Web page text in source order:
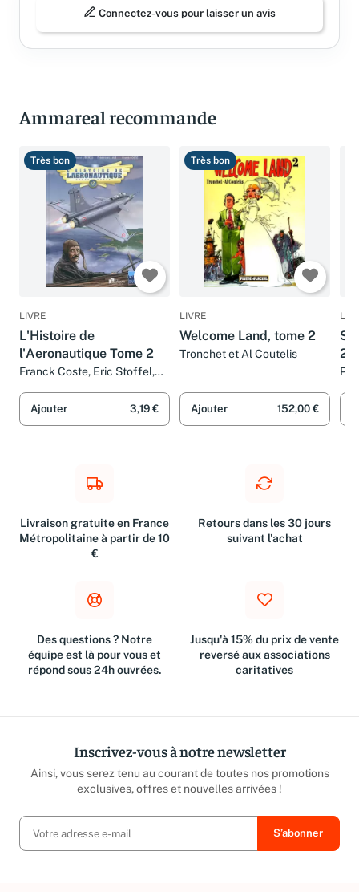
Connectez-vous pour laisser un avis
Ammareal recommande
Très bon
LIVRE
L'Histoire de
l'Aeronautique Tome 2
Franck Coste, Eric Stoffel,
Allali et Bruno Pradelle
Ajouter 3,19 €
Très bon
LIVRE
Welcome Land, tome 2
Tronchet et Al Coutelis
Ajouter 152,00 €
2 :
Livraison gratuite en France
Métropolitaine à partir de 10
€
Retours dans les 30 jours
suivant l'achat
Des questions ? Notre
équipe est là pour vous et
répond sous 24h ouvrées.
Jusqu'à 15% du prix de vente
reversé aux associations
caritatives
Inscrivez-vous à notre newsletter
Ainsi, vous serez tenu au courant de toutes nos promotions
exclusives, offres et nouvelles arrivées !